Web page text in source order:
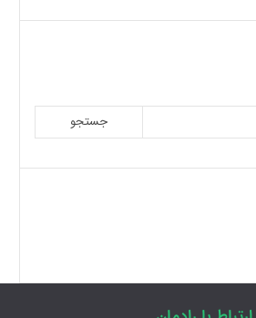
جستجو